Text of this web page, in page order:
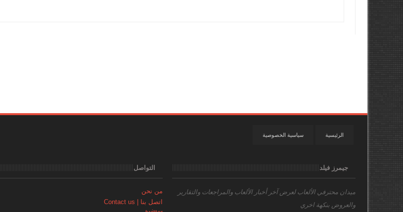
سياسية الخصوصية الرئيسية
جيمرز فيلد
ميدان محترفي الألعابلعرض آخر أخبار الألعاب والمراجعات والتقارير
والعروض بنكهة اخري
التواصل
من نحن
اتصل بنا | Contact us